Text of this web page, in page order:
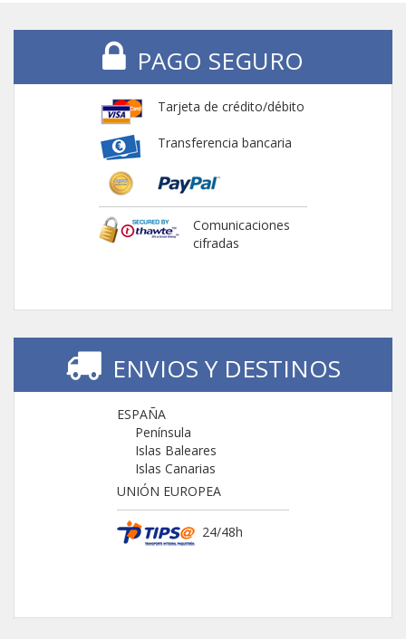
PAGO SEGURO
Tarjeta de crédito/débito
Transferencia bancaria
Comunicaciones
cifradas
ENVIOS Y DESTINOS
ESPAÑA
Península
Islas Baleares
Islas Canarias
UNIÓN EUROPEA
24/48h